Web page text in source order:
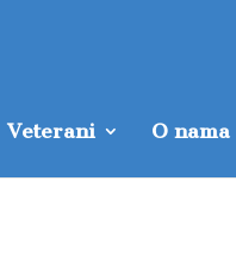
Veterani O nama